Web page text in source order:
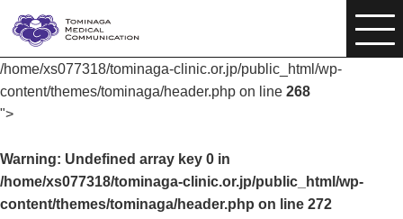
/home/xs077318/tominaga-clinic.or.jp/public_html/wp-
content/themes/tominaga/header.php on line 268
">
Warning: Undefined array key 0 in
/home/xs077318/tominaga-clinic.or.jp/public_html/wp-
content/themes/tominaga/header.php on line 272